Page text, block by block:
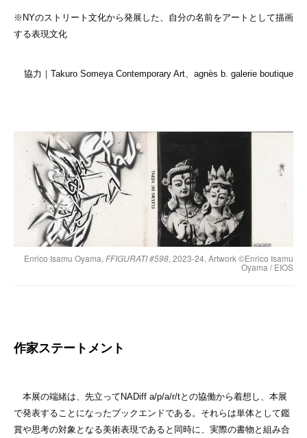
※NYのストリート文化から発展した、自分の名前をアートとして描画
する表現文化
協⼒｜Takuro Someya Contemporary Art、agnès b. galerie boutique
Enrico Isamu Oyama, FFIGURATI #598, 2023-24, Artwork ©︎Enrico Isamu
Oyama / EIOS
作家ステートメント
本展の端緒は、先立ってNADiff a/p/a/r/tとの協働から着想し、本展
で発表することになったブックエンドである。それらは単体として鑑
賞や思考の対象となる美術表現であると同時に、実際の書物と組み合